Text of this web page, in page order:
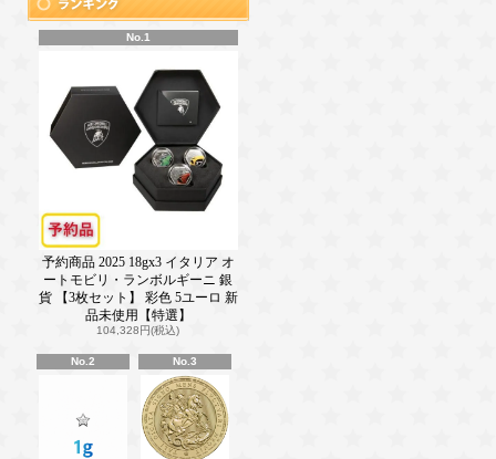
No.1
予約商品 2025 18gx3 イタリア オ
ートモビリ・ランボルギーニ 銀
貨 【3枚セット】 彩色 5ユーロ 新
品未使用【特選】
104,328円(税込)
No.2 No.3